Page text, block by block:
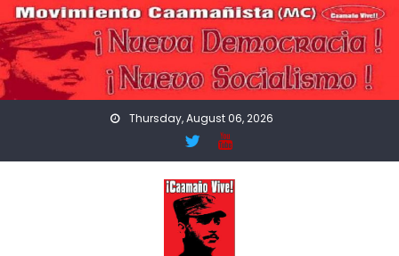
Skip
to
content
Thursday, August 06, 2026